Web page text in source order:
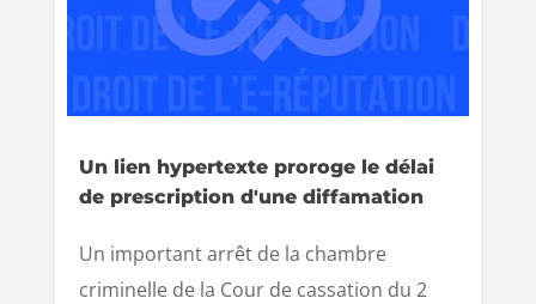
Un lien hypertexte proroge le délai
de prescription d'une diffamation
Un important arrêt de la chambre
criminelle de la Cour de cassation du 2